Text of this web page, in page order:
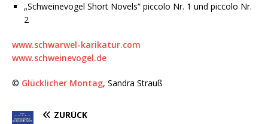
„Schweinevogel Short Novels“ piccolo Nr. 1 und piccolo Nr.
2
www.schwarwel-karikatur.com
www.schweinevogel.de
© Glücklicher Montag, Sandra Strauß
ZURÜCK